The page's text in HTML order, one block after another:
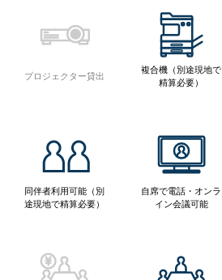
プロジェクター貸出
複合機（別途現地で
精算必要）
同伴者利用可能（別
途現地で精算必要）
自席で電話・オンラ
イン会議可能